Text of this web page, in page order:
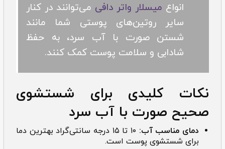
انواع میسلار واتر دافی می‌توانند در کنار
سایر روتین‌های پوستی شما مانند
شستن صورت با آب سرد، به حفظ
شادابی و سلامت پوست کمک کنند.
نکات کلیدی برای شستشوی
صحیح صورت با آب سرد
دمای مناسب آب:
۱۰ تا ۱۵ درجه سانتی‌گراد بهترین دما
برای شستشوی پوست است.